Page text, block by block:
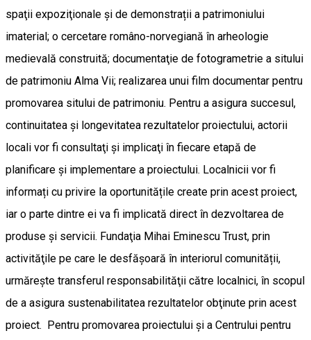
spaţii expoziţionale şi de demonstrații a patrimoniului
imaterial; o cercetare româno-norvegiană în arheologie
medievală construită; documentaţie de fotogrametrie a sitului
de patrimoniu Alma Vii; realizarea unui film documentar pentru
promovarea sitului de patrimoniu. Pentru a asigura succesul,
continuitatea și longevitatea rezultatelor proiectului, actorii
locali vor fi consultaţi şi implicaţi în fiecare etapă de
planificare și implementare a proiectului. Localnicii vor fi
informați cu privire la oportunitățile create prin acest proiect,
iar o parte dintre ei va fi implicată direct în dezvoltarea de
produse și servicii. Fundaţia Mihai Eminescu Trust, prin
activităţile pe care le desfășoară în interiorul comunității,
urmăreşte transferul responsabilităţii către localnici, în scopul
de a asigura sustenabilitatea rezultatelor obţinute prin acest
proiect. Pentru promovarea proiectului şi a Centrului pentru